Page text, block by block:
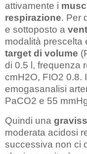
attivamente i
respirazione. Per
e sottoposto a
modalità prescelta
target di volume
di 0.5 l, frequenza
cmH2O, FIO2 0.8.
emogasanalisi
PaCO2 e 55
Quindi una
moderata acidosi
successiva non ci